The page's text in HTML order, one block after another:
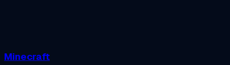
Minecraft